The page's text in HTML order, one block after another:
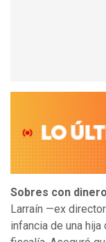
Sobres con
Larraín —ex
infancia de una